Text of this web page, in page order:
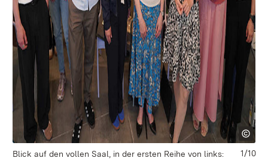
Blick auf den vollen Saal, in der ersten Reihe von links:
1/10